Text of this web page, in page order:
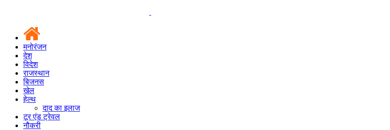
मनोरंजन
देश
विदेश
राजस्थान
बिजनस
खेल
हेल्थ
दाद का इलाज
टूर एंड ट्रेवल
नौकरी